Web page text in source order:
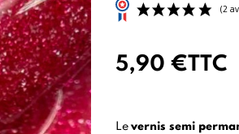
5,90 €TTC
Levernis semi